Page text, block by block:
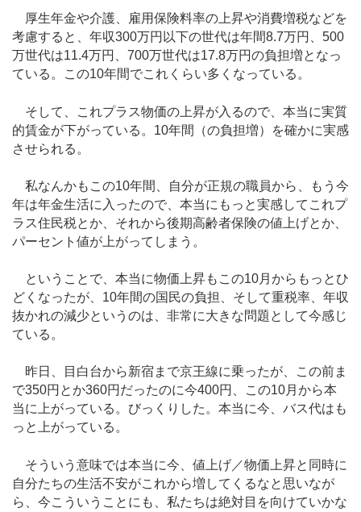
厚生年金や介護、雇用保険料率の上昇や消費増税などを
考慮すると、年収300万円以下の世代は年間8.7万円、500
万世代は11.4万円、700万世代は17.8万円の負担増となっ
ている。この10年間でこれくらい多くなっている。
そして、これプラス物価の上昇が入るので、本当に実質
的賃金が下がっている。10年間（の負担増）を確かに実感
させられる。
私なんかもこの10年間、自分が正規の職員から、もう今
年は年金生活に入ったので、本当にもっと実感してこれプ
ラス住民税とか、それから後期高齢者保険の値上げとか、
パーセント値が上がってしまう。
ということで、本当に物価上昇もこの10月からもっとひ
どくなったが、10年間の国民の負担、そして重税率、年収
抜かれの減少というのは、非常に大きな問題として今感じ
ている。
昨日、目白台から新宿まで京王線に乗ったが、この前ま
で350円とか360円だったのに今400円、この10月から本
当に上がっている。びっくりした。本当に今、バス代はも
っと上がっている。
そういう意味では本当に今、値上げ／物価上昇と同時に
自分たちの生活不安がこれから増してくるなと思いなが
ら、今こういうことにも、私たちは絶対目を向けていかな